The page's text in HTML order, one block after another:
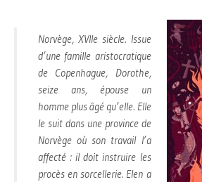
Norvège, XVIIe siècle. Issue
d’une famille aristocratique
de Copenhague, Dorothe,
seize ans, épouse un
homme plus âgé qu’elle. Elle
le suit dans une province de
Norvège où son travail l’a
affecté : il doit instruire les
procès en sorcellerie. Elen a